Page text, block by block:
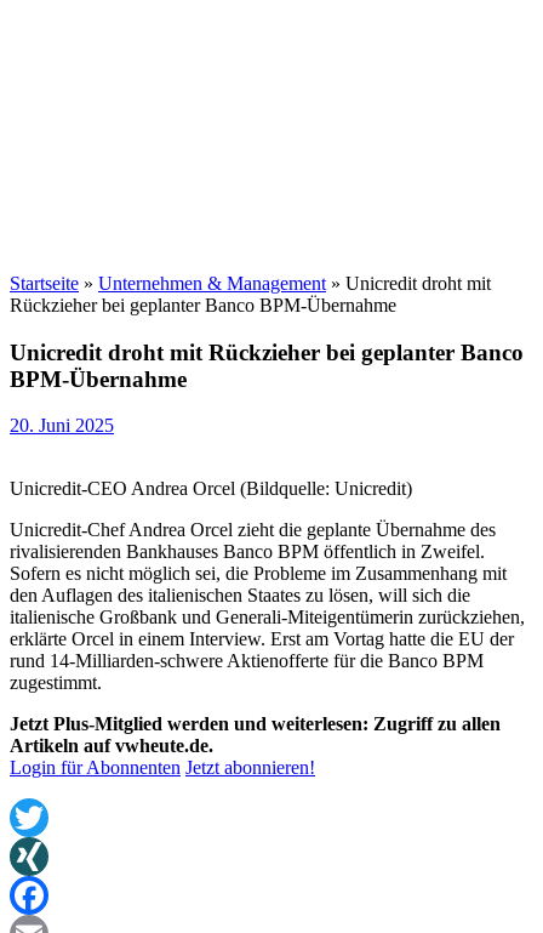
Startseite » Unternehmen & Management » Unicredit droht mit
Rückzieher bei geplanter Banco BPM-Übernahme
Unicredit droht mit Rückzieher bei geplanter Banco
BPM-Übernahme
20. Juni 2025
Unicredit-CEO Andrea Orcel (Bildquelle: Unicredit)
Unicredit-Chef Andrea Orcel zieht die geplante Übernahme des
rivalisierenden Bankhauses Banco BPM öffentlich in Zweifel.
Sofern es nicht möglich sei, die Probleme im Zusammenhang mit
den Auflagen des italienischen Staates zu lösen, will sich die
italienische Großbank und Generali-Miteigentümerin zurückziehen,
erklärte Orcel in einem Interview. Erst am Vortag hatte die EU der
rund 14-Milliarden-schwere Aktienofferte für die Banco BPM
zugestimmt.
Jetzt Plus-Mitglied werden und weiterlesen: Zugriff zu allen
Artikeln auf vwheute.de.
Login für Abonnenten Jetzt abonnieren!
Twitter
XING